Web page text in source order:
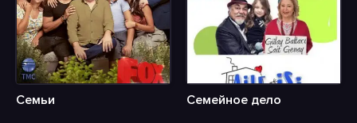
Семьи Семейное дело